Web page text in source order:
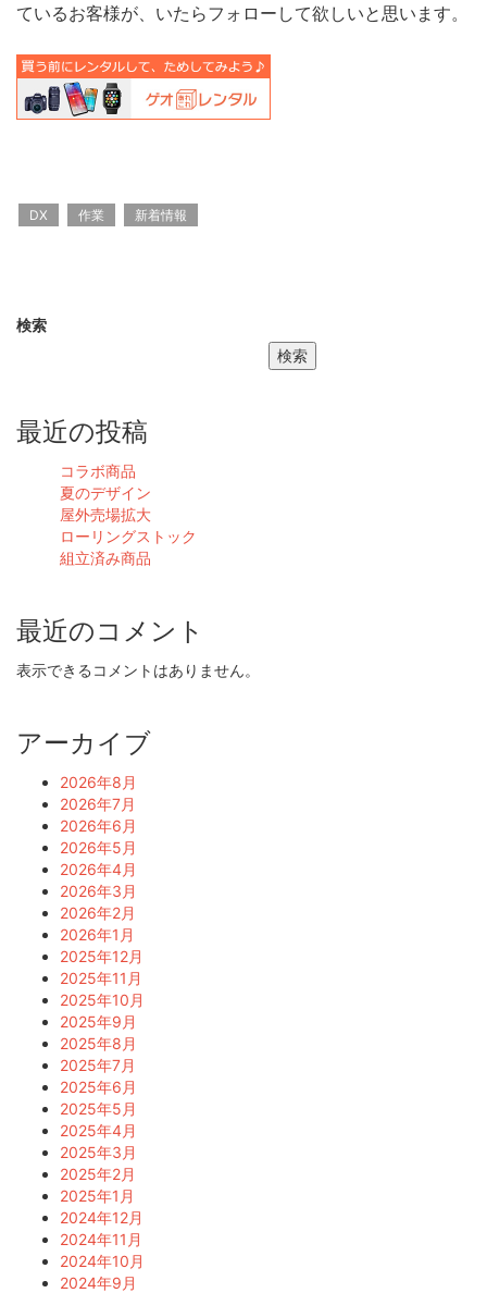
ているお客様が、いたらフォローして欲しいと思います。
DX 作業 新着情報
検索
検索
最近の投稿
コラボ商品
夏のデザイン
屋外売場拡大
ローリングストック
組立済み商品
最近のコメント
表示できるコメントはありません。
アーカイブ
2026年8月
2026年7月
2026年6月
2026年5月
2026年4月
2026年3月
2026年2月
2026年1月
2025年12月
2025年11月
2025年10月
2025年9月
2025年8月
2025年7月
2025年6月
2025年5月
2025年4月
2025年3月
2025年2月
2025年1月
2024年12月
2024年11月
2024年10月
2024年9月